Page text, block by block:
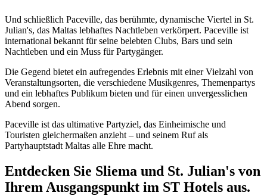
Und schließlich Paceville, das berühmte, dynamische Viertel in St.
Julian's, das Maltas lebhaftes Nachtleben verkörpert. Paceville ist
international bekannt für seine belebten Clubs, Bars und sein
Nachtleben und ein Muss für Partygänger.
Die Gegend bietet ein aufregendes Erlebnis mit einer Vielzahl von
Veranstaltungsorten, die verschiedene Musikgenres, Themenpartys
und ein lebhaftes Publikum bieten und für einen unvergesslichen
Abend sorgen.
Paceville ist das ultimative Partyziel, das Einheimische und
Touristen gleichermaßen anzieht – und seinem Ruf als
Partyhauptstadt Maltas alle Ehre macht.
Entdecken Sie Sliema und St. Julian's von
Ihrem Ausgangspunkt im ST Hotels aus.